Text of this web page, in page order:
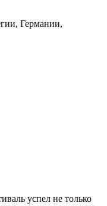
Германии,
успел не только